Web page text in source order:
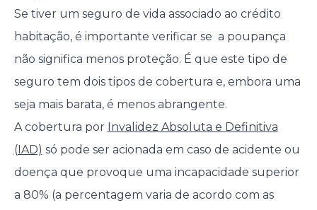
Se tiver um seguro de vida associado ao crédito
habitação, é importante verificar se a poupança
não significa menos proteção. É que este tipo de
seguro tem dois tipos de cobertura e, embora uma
seja mais barata, é menos abrangente.
A cobertura por Invalidez Absoluta e Definitiva
(IAD) só pode ser acionada em caso de acidente ou
doença que provoque uma incapacidade superior
a 80% (a percentagem varia de acordo com as